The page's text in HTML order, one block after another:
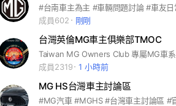
成員602
剛剛
台灣英倫MG車主俱樂部TMOC
成員2319
1 小時前
MG HS台灣車主討論區